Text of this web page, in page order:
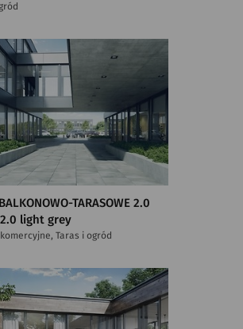
TARASOWE 2.0
2.0 light grey
Taras i ogród